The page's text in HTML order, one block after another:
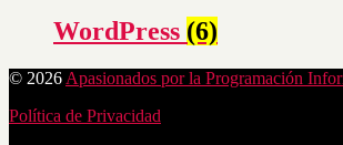
WordPress (6)
© 2026 Apasionados por la Programación
Política de Privacidad